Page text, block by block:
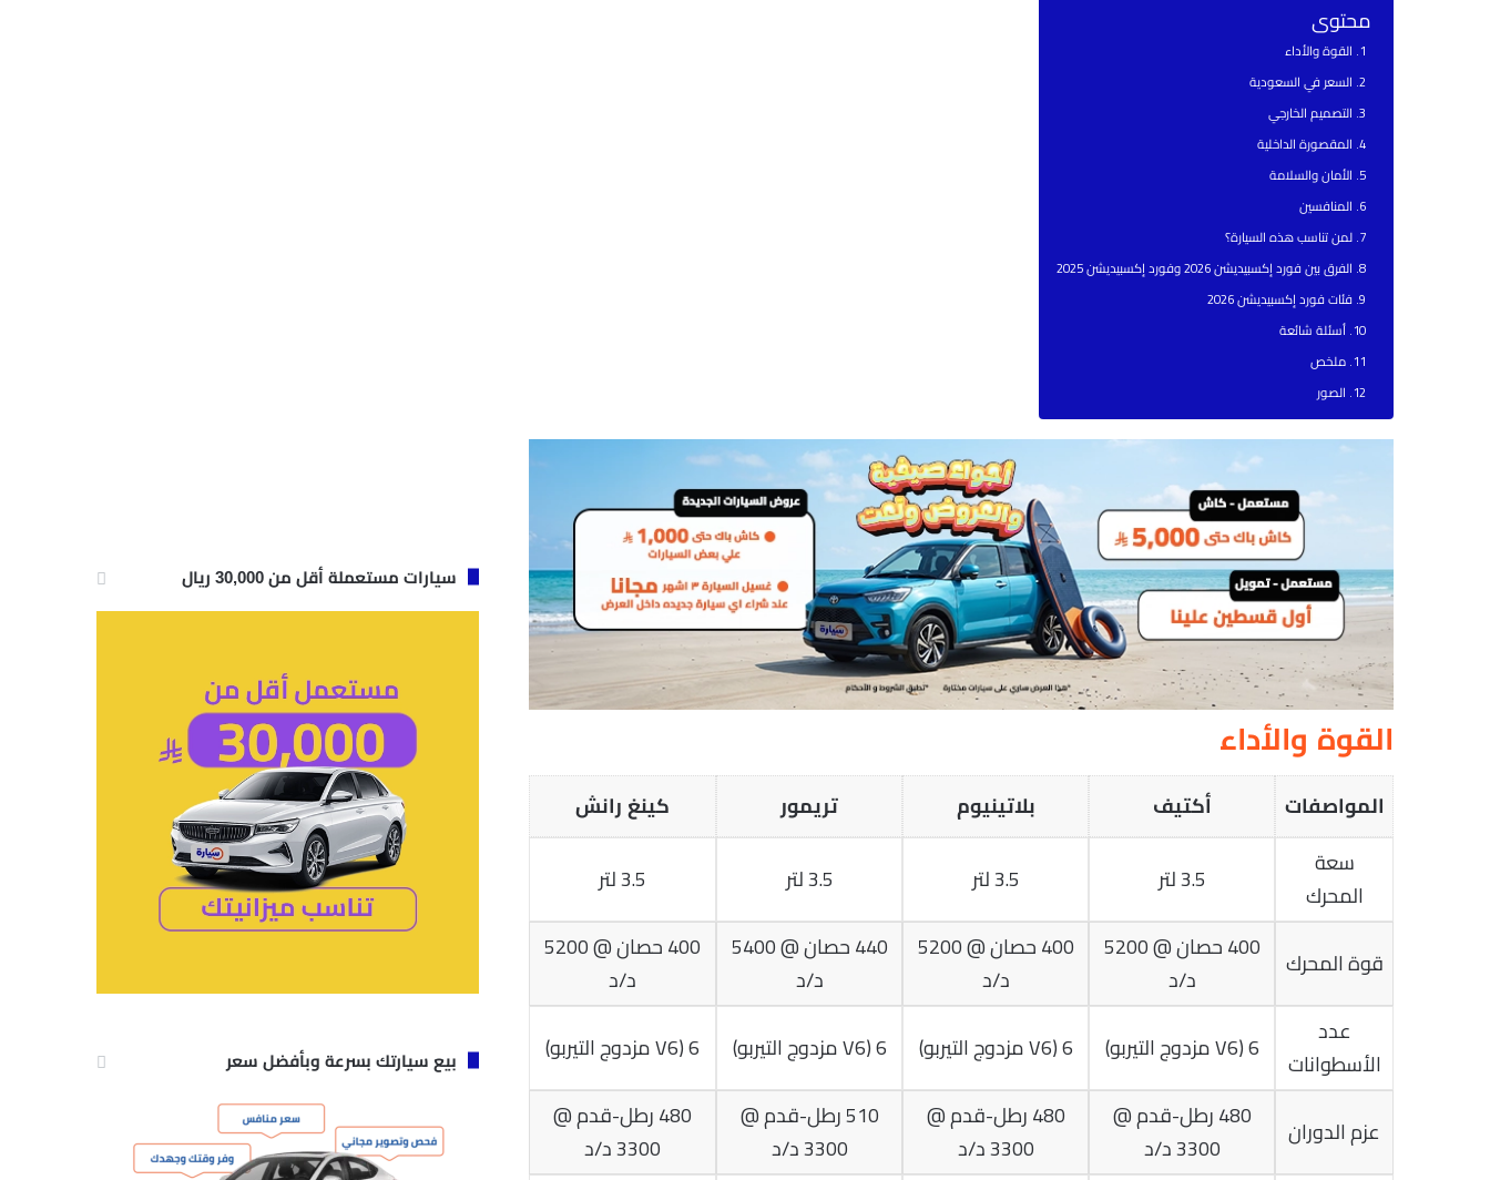
محتوى
القوة والأداء
السعر في السعودية
التصميم الخارجي
المقصورة الداخلية
الأمان والسلامة
المنافسين
لمن تناسب هذه السيارة؟
الفرق بين فورد إكسبيديشن 2026 وفورد إكسبيديشن 2025
فئات فورد إكسبيديشن 2026
أسئلة شائعة
ملخص
الصور
القوة والأداء
المواصفات أكتيف بلاتينيوم تريمور كينغ رانش
سعة
المحرك
3.5 لتر 3.5 لتر 3.5 لتر 3.5 لتر
قوة المحرك
400 حصان @ 5200
د/د
400 حصان @ 5200
د/د
440 حصان @ 5400
د/د
400 حصان @ 5200
د/د
عدد
الأسطوانات
6 (V6 مزدوج التيربو) 6 (V6 مزدوج التيربو) 6 (V6 مزدوج التيربو) 6 (V6 مزدوج التيربو)
عزم الدوران
480 رطل-قدم @
3300 د/د
480 رطل-قدم @
3300 د/د
510 رطل-قدم @
3300 د/د
480 رطل-قدم @
3300 د/د
سيارات مستعملة أقل من 30,000 ريال
بيع سيارتك بسرعة وبأفضل سعر